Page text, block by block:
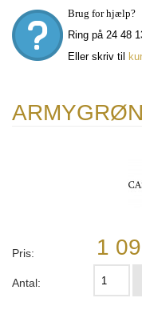
Brug for hjælp?
Ring på 24 48
Eller skriv til
Pris: 1
Antal: